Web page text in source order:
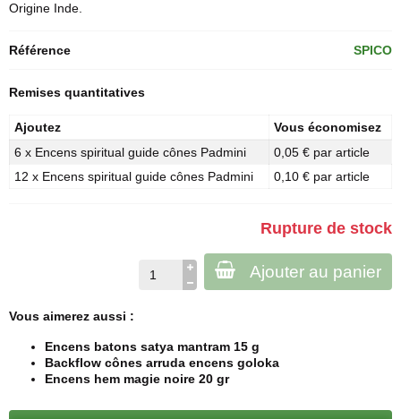
Origine Inde.
Référence SPICO
Remises quantitatives
Ajoutez
Vous économisez
6 x Encens spiritual guide cônes Padmini
0,05 € par article
12 x Encens spiritual guide cônes Padmini
0,10 € par article
Rupture de stock
Ajouter au panier
Vous aimerez aussi :
Encens batons satya mantram 15 g
Backflow cônes arruda encens goloka
Encens hem magie noire 20 gr